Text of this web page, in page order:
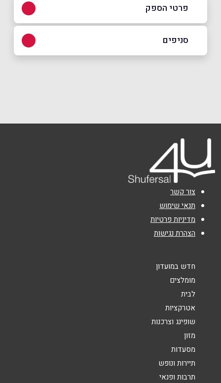
פרטי הספק
באתר בפייסבוק באינסטגרם
טלפון
אימייל*
נושא*
אנא חזרו אלי בקשר ל...
סניפים
צור קשר
תנאי שימוש
מדיניות פרטיות
הצהרת נגישות
חדש במועדון
מומלצים
לבית
אטרקציות
שופינג וצרכנות
מזון
מסעדות
תיירות ונופש
תרבות ופנאי